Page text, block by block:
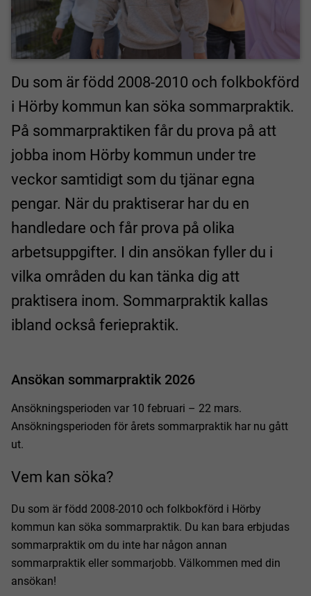
Du som är född 2008-2010 och folkbokförd
i Hörby kommun kan söka sommarpraktik.
På sommarpraktiken får du prova på att
jobba inom Hörby kommun under tre
veckor samtidigt som du tjänar egna
pengar. När du praktiserar har du en
handledare och får prova på olika
arbetsuppgifter. I din ansökan fyller du i
vilka områden du kan tänka dig att
praktisera inom. Sommarpraktik kallas
ibland också feriepraktik.
Ansökan sommarpraktik 2026
Ansökningsperioden var 10 februari – 22 mars.
Ansökningsperioden för årets sommarpraktik har nu gått
ut.
Vem kan söka?
Du som är född 2008-2010 och folkbokförd i Hörby
kommun kan söka sommarpraktik. Du kan bara erbjudas
sommarpraktik om du inte har någon annan
sommarpraktik eller sommarjobb. Välkommen med din
ansökan!